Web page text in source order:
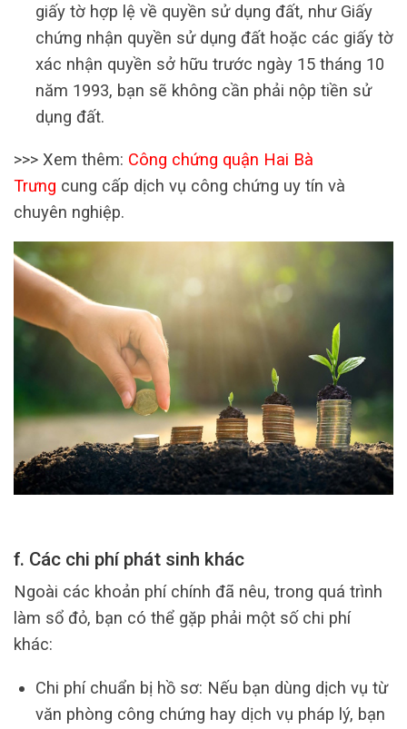
giấy tờ hợp lệ về quyền sử dụng đất, như Giấy
chứng nhận quyền sử dụng đất hoặc các giấy tờ
xác nhận quyền sở hữu trước ngày 15 tháng 10
năm 1993, bạn sẽ không cần phải nộp tiền sử
dụng đất.
>>> Xem thêm: Công chứng quận Hai Bà
Trưng cung cấp dịch vụ công chứng uy tín và
chuyên nghiệp.
f. Các chi phí phát sinh khác
Ngoài các khoản phí chính đã nêu, trong quá trình
làm sổ đỏ, bạn có thể gặp phải một số chi phí
khác:
Chi phí chuẩn bị hồ sơ: Nếu bạn dùng dịch vụ từ
văn phòng công chứng hay dịch vụ pháp lý, bạn